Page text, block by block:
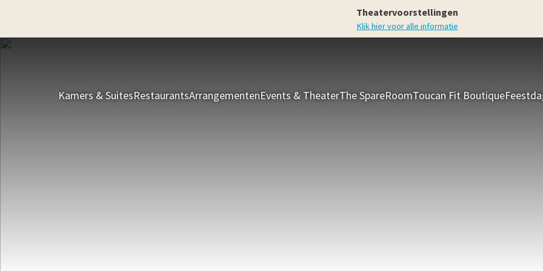
Theatervoorstellingen
Klik hier voor alle informatie
Kamers & SuitesRestaurantsArrangementenEvents & TheaterThe SpareRoomToucan Fit Boutique